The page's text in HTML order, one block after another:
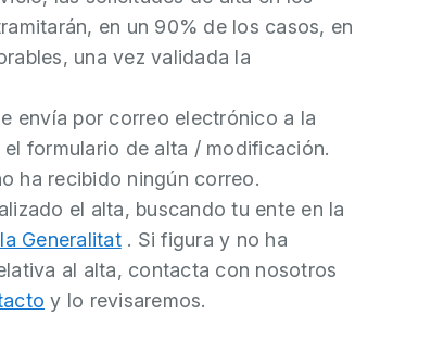
en un 90% de los casos, en
una vez validada la
envía por correo electrónico a la
formulario de alta / modificación.
ha recibido ningún correo.
el alta, buscando tu ente en la
Generalitat. Si figura y no ha
al alta, contacta con nosotros
y lo revisaremos.